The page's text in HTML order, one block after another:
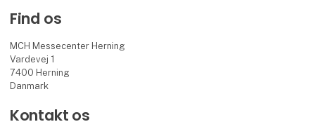
Find os
MCH Messecenter Herning
Vardevej 1
7400 Herning
Danmark
Kontakt os